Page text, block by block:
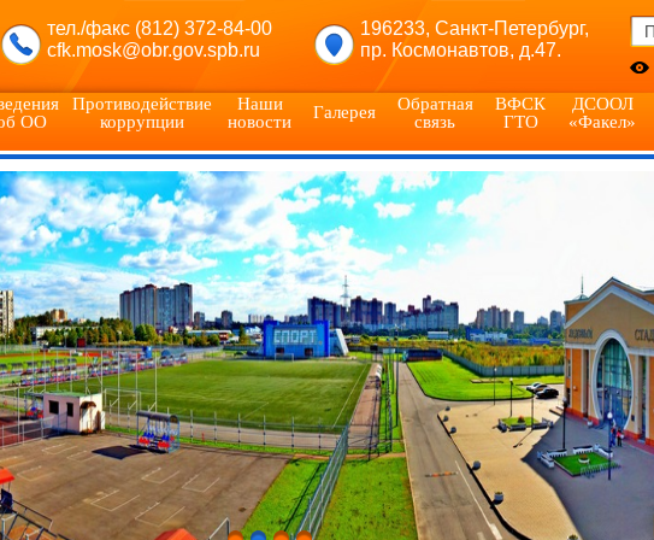
тел./факс (812) 372-84-00
cfk.mosk@obr.gov.spb.ru
196233, Санкт-Петербург,
пр. Космонавтов, д.47.
ОО
Противодействие
коррупции
Наши
новости
Галерея
Обратная
связь
ВФСК
ГТО
ДСООЛ
«Факел»